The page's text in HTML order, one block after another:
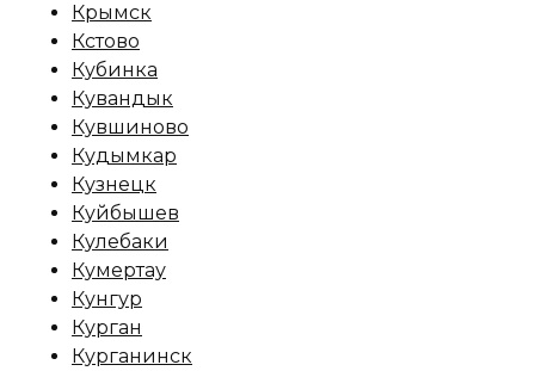
Крымск
Кстово
Кубинка
Кувандык
Кувшиново
Кудымкар
Кузнецк
Куйбышев
Кулебаки
Кумертау
Кунгур
Курган
Курганинск